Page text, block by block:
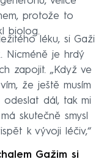
protože to
biolog.
léku, si Gaži
Nicméně je hrdý
zapojit. „Když ve
že ještě musím
odeslat dál, tak mi
skutečně smysl
k vývoji léčiv,“
Gažim si